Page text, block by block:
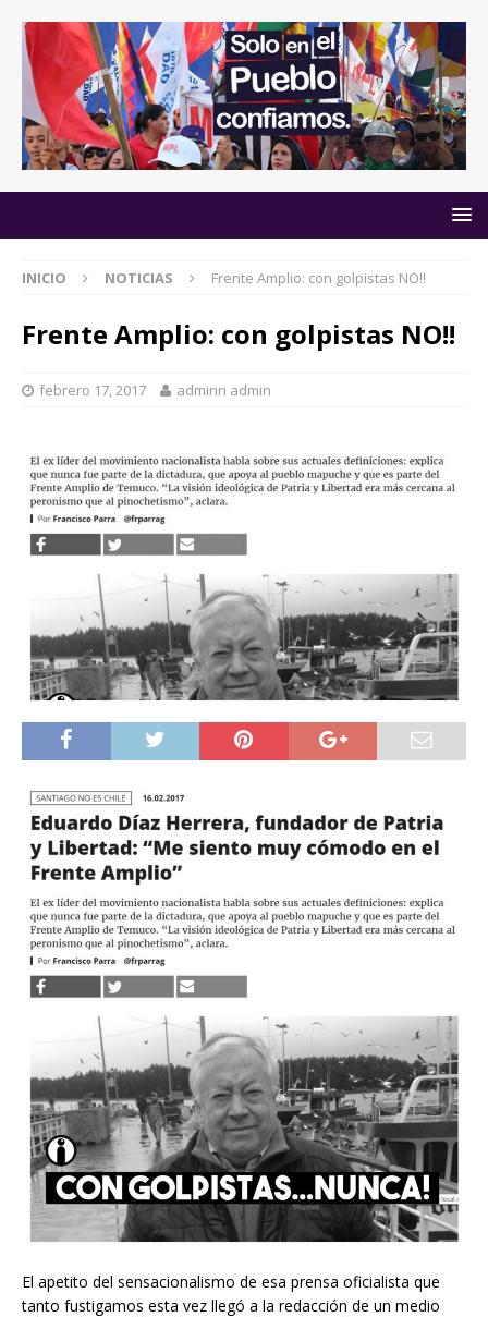
INICIO NOTICIAS Frente Amplio: con golpistas NO!!
Frente Amplio: con golpistas NO!!
febrero 17, 2017 adminn admin
El apetito del sensacionalismo de esa prensa oficialista que
tanto fustigamos esta vez llegó a la redacción de un medio